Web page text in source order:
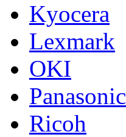
Kyocera
Lexmark
OKI
Panasonic
Ricoh